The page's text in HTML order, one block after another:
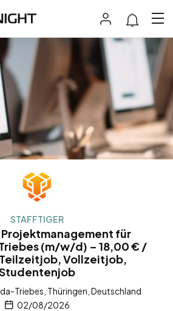
STAFFTIGER
Projektmanagement für
(m/w/d) – 18,00 € /
Vollzeitjob,
Triebes, Thüringen, Deutschland
02/08/2026